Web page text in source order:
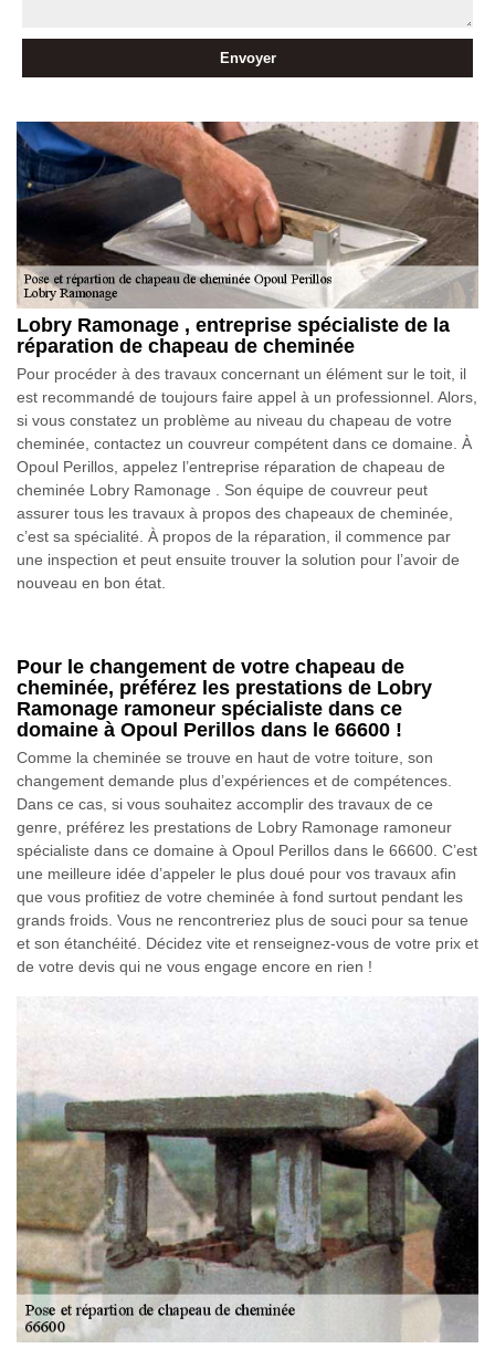
Lobry Ramonage , entreprise spécialiste de la
réparation de chapeau de cheminée
Pour procéder à des travaux concernant un élément sur le toit, il
est recommandé de toujours faire appel à un professionnel. Alors,
si vous constatez un problème au niveau du chapeau de votre
cheminée, contactez un couvreur compétent dans ce domaine. À
Opoul Perillos, appelez l’entreprise réparation de chapeau de
cheminée Lobry Ramonage . Son équipe de couvreur peut
assurer tous les travaux à propos des chapeaux de cheminée,
c’est sa spécialité. À propos de la réparation, il commence par
une inspection et peut ensuite trouver la solution pour l’avoir de
nouveau en bon état.
Pour le changement de votre chapeau de
cheminée, préférez les prestations de Lobry
Ramonage ramoneur spécialiste dans ce
domaine à Opoul Perillos dans le 66600 !
Comme la cheminée se trouve en haut de votre toiture, son
changement demande plus d’expériences et de compétences.
Dans ce cas, si vous souhaitez accomplir des travaux de ce
genre, préférez les prestations de Lobry Ramonage ramoneur
spécialiste dans ce domaine à Opoul Perillos dans le 66600. C’est
une meilleure idée d’appeler le plus doué pour vos travaux afin
que vous profitiez de votre cheminée à fond surtout pendant les
grands froids. Vous ne rencontreriez plus de souci pour sa tenue
et son étanchéité. Décidez vite et renseignez-vous de votre prix et
de votre devis qui ne vous engage encore en rien !